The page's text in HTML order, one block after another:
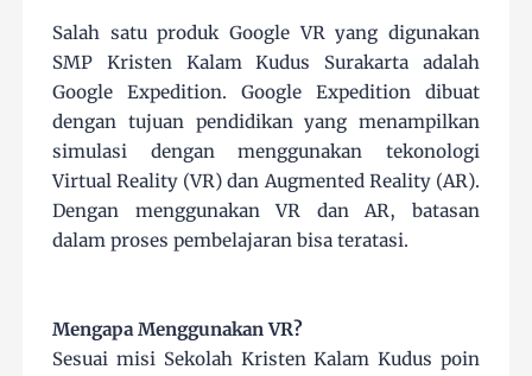
Salah satu produk Google VR yang digunakan
SMP Kristen Kalam Kudus Surakarta adalah
Google Expedition. Google Expedition dibuat
dengan tujuan pendidikan yang menampilkan
simulasi dengan menggunakan tekonologi
Virtual Reality (VR) dan Augmented Reality (AR).
Dengan menggunakan VR dan AR, batasan
dalam proses pembelajaran bisa teratasi.
Mengapa Menggunakan VR?
Sesuai misi Sekolah Kristen Kalam Kudus poin